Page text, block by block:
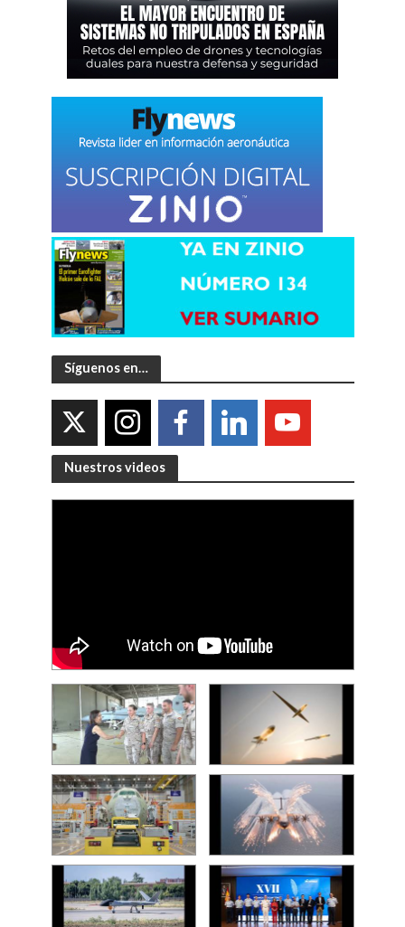
Síguenos en…
Nuestros videos